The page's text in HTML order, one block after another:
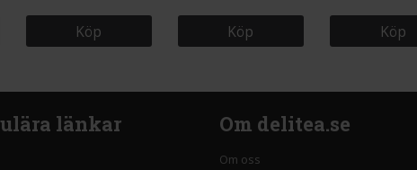
Köp Köp Köp
länkar Om delitea.se
Om oss